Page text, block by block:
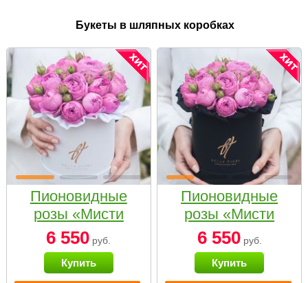
Букеты в шляпных коробках
Пионовидные
розы «Мисти
бабблс» в белой
коробке Small
6 550 руб.
Купить
Пионовидные
розы «Мисти
бабблс» в
черной коробке
Small
6 550руб.
Купить